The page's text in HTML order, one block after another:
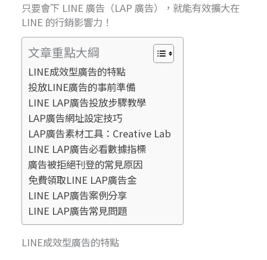
只要會下 LINE 廣告（LAP 廣告），就能有效擴大在
LINE 的行銷影響力！
文章重點大綱
LINE成效型廣告的特點
投放LINE廣告的事前準備
LINE LAP廣告投放步驟教學
LAP廣告網址設定技巧
LAP廣告素材工具：Creative Lab
LINE LAP廣告必看數據指標
廣告被拒絕刊登的常見原因
免費領取LINE LAP廣告金
LINE LAP廣告案例分享
LINE LAP廣告常見問題
LINE成效型廣告的特點